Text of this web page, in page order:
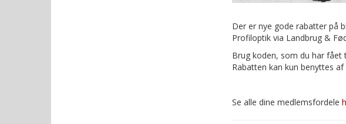
Der er nye gode rabatter på
Profiloptik via Landbrug &
Brug koden, som du har fået
Rabatten kan kun benyttes
Se alle dine medlemsfordele